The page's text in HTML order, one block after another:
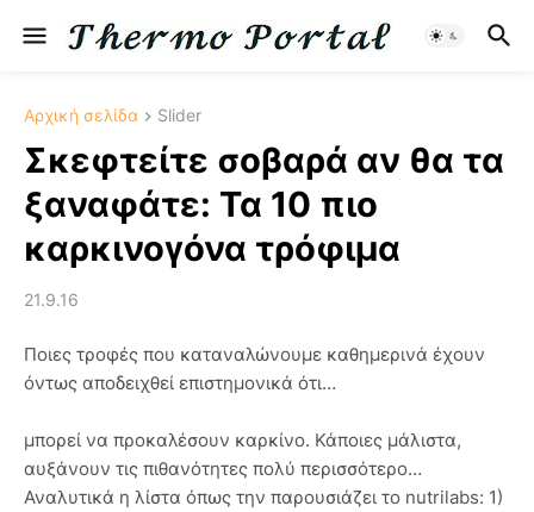
Αρχική σελίδα Slider
Σκεφτείτε σοβαρά αν θα τα
ξαναφάτε: Τα 10 πιο
καρκινογόνα τρόφιμα
21.9.16
Ποιες τροφές που καταναλώνουμε καθημερινά έχουν
όντως αποδειχθεί επιστημονικά ότι…
μπορεί να προκαλέσουν καρκίνο. Κάποιες μάλιστα,
αυξάνουν τις πιθανότητες πολύ περισσότερο…
Αναλυτικά η λίστα όπως την παρουσιάζει το nutrilabs: 1)